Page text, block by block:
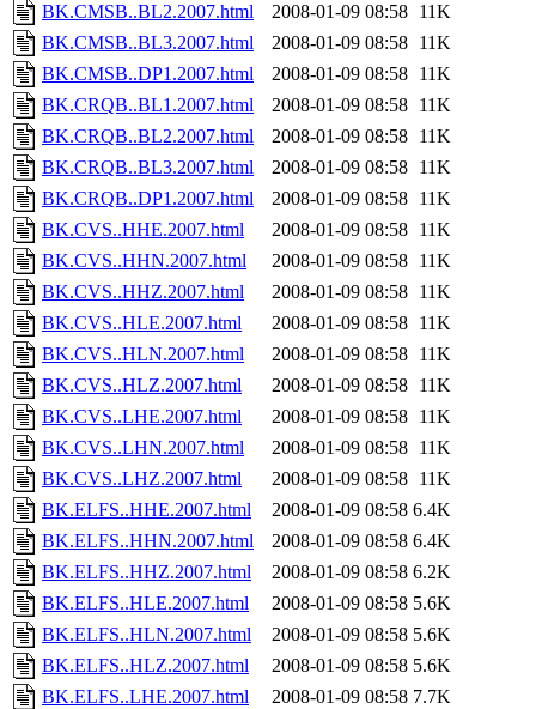
BK.CMSB..BL2.2007.html
2008-01-09 08:58 11K
BK.CMSB..BL3.2007.html
2008-01-09 08:58 11K
BK.CMSB..DP1.2007.html
2008-01-09 08:58 11K
BK.CRQB..BL1.2007.html
2008-01-09 08:58 11K
BK.CRQB..BL2.2007.html
2008-01-09 08:58 11K
BK.CRQB..BL3.2007.html
2008-01-09 08:58 11K
BK.CRQB..DP1.2007.html
2008-01-09 08:58 11K
BK.CVS..HHE.2007.html
2008-01-09 08:58 11K
BK.CVS..HHN.2007.html
2008-01-09 08:58 11K
BK.CVS..HHZ.2007.html
2008-01-09 08:58 11K
BK.CVS..HLE.2007.html
2008-01-09 08:58 11K
BK.CVS..HLN.2007.html
2008-01-09 08:58 11K
BK.CVS..HLZ.2007.html
2008-01-09 08:58 11K
BK.CVS..LHE.2007.html
2008-01-09 08:58 11K
BK.CVS..LHN.2007.html
2008-01-09 08:58 11K
BK.CVS..LHZ.2007.html
2008-01-09 08:58 11K
BK.ELFS..HHE.2007.html
2008-01-09 08:58 6.4K
BK.ELFS..HHN.2007.html
2008-01-09 08:58 6.4K
BK.ELFS..HHZ.2007.html
2008-01-09 08:58 6.2K
BK.ELFS..HLE.2007.html
2008-01-09 08:58 5.6K
BK.ELFS..HLN.2007.html
2008-01-09 08:58 5.6K
BK.ELFS..HLZ.2007.html
2008-01-09 08:58 5.6K
BK.ELFS..LHE.2007.html
2008-01-09 08:58 7.7K